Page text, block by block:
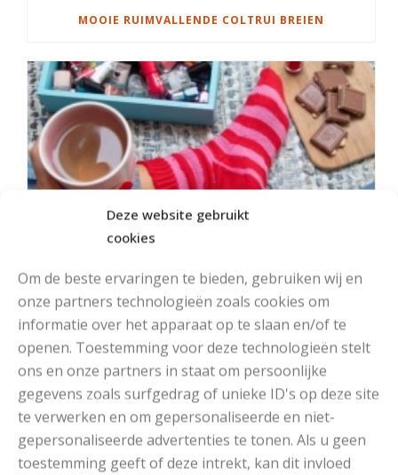
Deze website gebruikt
cookies
Om de beste ervaringen te bieden, gebruiken wij en
onze partners technologieën zoals cookies om
informatie over het apparaat op te slaan en/of te
openen. Toestemming voor deze technologieën stelt
ons en onze partners in staat om persoonlijke
gegevens zoals surfgedrag of unieke ID's op deze site
te verwerken en om gepersonaliseerde en niet-
gepersonaliseerde advertenties te tonen. Als u geen
toestemming geeft of deze intrekt, kan dit invloed
MOOIE RUIMVALLENDE COLTRUI BREIEN